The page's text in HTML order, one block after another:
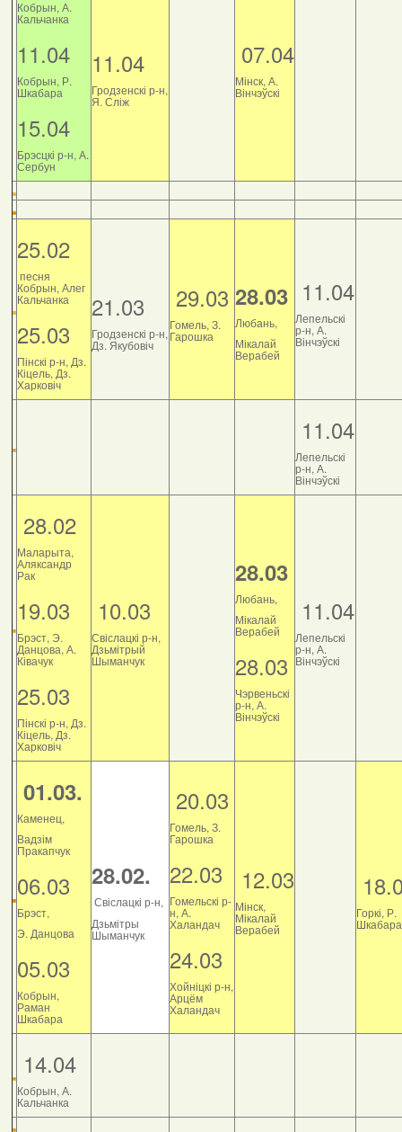
Кобрын, А.
Кальчанка
11.04
Кобрын, Р.
Шкабара
15.04
Брэсцкі р-н, А.
Сербун
11.04
Гродзенскі р-н,
Я. Сліж
07.04
Мінск, А.
Вінчэўскі
25.02
песня
Кобрын, Алег
Кальчанка
25.03
Пінскі р-н, Дз.
Кіцель, Дз.
Харковіч
21.03
Гродзенскі р-н,
Дз. Якубовіч
29.03
Гомель, З.
Гарошка
28.03
Любань,
Мікалай
Верабей
11.04
Лепельскі
р-н, А.
Вінчэўскі
11.04
Лепельскі
р-н, А.
Вінчэўскі
28.02
Маларыта,
Аляксандр
Рак
19.03
Брэст, Э.
Данцова, А.
Ківачук
25.03
Пінскі р-н, Дз.
Кіцель, Дз.
Харковіч
10.03
Свіслацкі р-н,
Дзьмітрый
Шыманчук
28.03
Любань,
Мікалай
Верабей
28.03
Чэрвеньскі
р-н, А.
Вінчэўскі
11.04
Лепельскі
р-н, А.
Вінчэўскі
01.03.
Каменец,
Вадзім
Пракапчук
06.03
Брэст,
Э. Данцова
05.03
Кобрын,
Раман
Шкабара
28.02.
Свіслацкі р-н,
Дзьмітры
Шыманчук
20.03
Гомель, З.
Гарошка
22.03
Гомельскі р-
н, А.
Халандач
24.03
Хойніцкі р-н,
Арцём
Халандач
12.03
Мінск,
Мікалай
Верабей
Горкі, Р.
Шкабара
14.04
Кобрын, А.
Кальчанка